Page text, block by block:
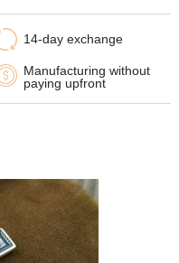
14-day exchange
Manufacturing without
paying upfront